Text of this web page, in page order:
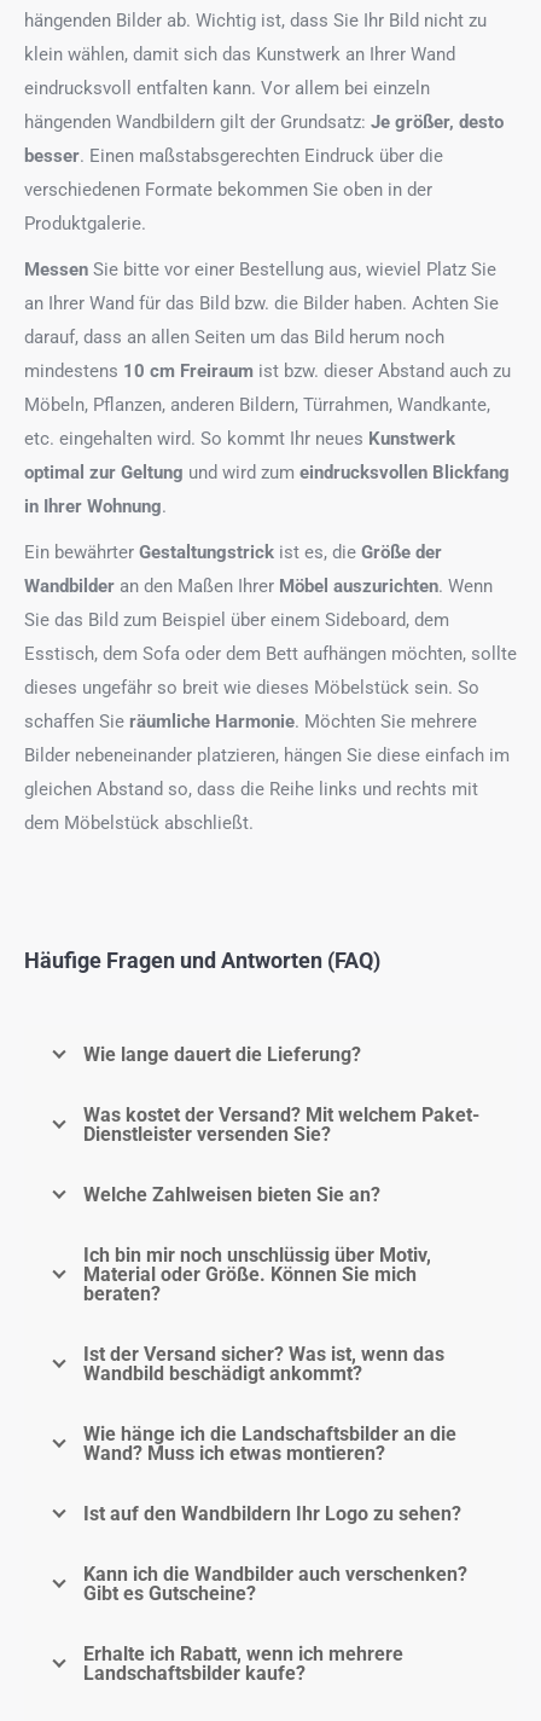
hängenden Bilder ab. Wichtig ist, dass Sie Ihr Bild nicht zu
klein wählen, damit sich das Kunstwerk an Ihrer Wand
eindrucksvoll entfalten kann. Vor allem bei einzeln
hängenden Wandbildern gilt der Grundsatz: Je größer, desto
besser. Einen maßstabsgerechten Eindruck über die
verschiedenen Formate bekommen Sie oben in der
Produktgalerie.
Messen Sie bitte vor einer Bestellung aus, wieviel Platz Sie
an Ihrer Wand für das Bild bzw. die Bilder haben. Achten Sie
darauf, dass an allen Seiten um das Bild herum noch
mindestens 10 cm Freiraum ist bzw. dieser Abstand auch zu
Möbeln, Pflanzen, anderen Bildern, Türrahmen, Wandkante,
etc. eingehalten wird. So kommt Ihr neues Kunstwerk
optimal zur Geltung und wird zum eindrucksvollen Blickfang
in Ihrer Wohnung.
Ein bewährter Gestaltungstrick ist es, die Größe der
Wandbilder an den Maßen Ihrer Möbel auszurichten. Wenn
Sie das Bild zum Beispiel über einem Sideboard, dem
Esstisch, dem Sofa oder dem Bett aufhängen möchten, sollte
dieses ungefähr so breit wie dieses Möbelstück sein. So
schaffen Sie räumliche Harmonie. Möchten Sie mehrere
Bilder nebeneinander platzieren, hängen Sie diese einfach im
gleichen Abstand so, dass die Reihe links und rechts mit
dem Möbelstück abschließt.
Häufige Fragen und Antworten (FAQ)
Wie lange dauert die Lieferung?
Was kostet der Versand? Mit welchem Paket-
Dienstleister versenden Sie?
Welche Zahlweisen bieten Sie an?
Ich bin mir noch unschlüssig über Motiv,
Material oder Größe. Können Sie mich
beraten?
Ist der Versand sicher? Was ist, wenn das
Wandbild beschädigt ankommt?
Wie hänge ich die Landschaftsbilder an die
Wand? Muss ich etwas montieren?
Ist auf den Wandbildern Ihr Logo zu sehen?
Kann ich die Wandbilder auch verschenken?
Gibt es Gutscheine?
Erhalte ich Rabatt, wenn ich mehrere
Landschaftsbilder kaufe?